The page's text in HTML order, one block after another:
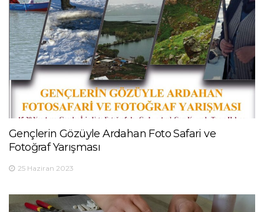
Gençlerin Gözüyle Ardahan Foto Safari ve
Fotoğraf Yarışması
25 Haziran 2023